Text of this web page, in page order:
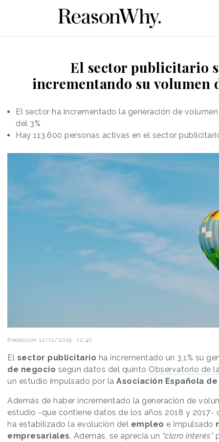
El sector publicitario
incrementando su volumen
El sector ha incrementado la generación de
del 3%
Hay 113.600 personas activas en el sector
Redacción 12/11/2019 · 12:40
El sector publicitario ha incrementado un 3,1% su
de negocio según datos del quinto Observatorio de
un estudio impulsado por la Asociación Española
Además de haber incrementado la generación de
estudio -que contiene datos de los años 2018 y 2017-
ha estabilizado la evolución del empleo e impulsado
empresariales. Además, se aprecia un “claro interés”